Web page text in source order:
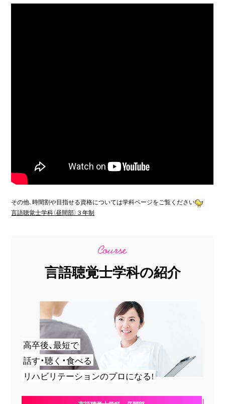
その他、時間割や目指せる資格については学科ページをご覧ください
言語聴覚士学科（昼間部）３年制
言語聴覚士学科の紹介
高卒後、最短で
話す・聴く・食べる
リハビリテーションのプロになる!